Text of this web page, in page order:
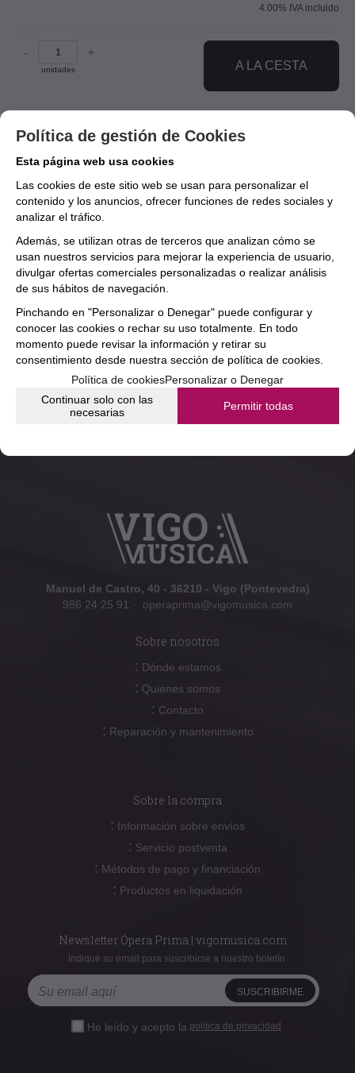
4.00% IVA incluido
-
unidades
+
A LA CESTA
RIVERA EDITORES
MARCA
Ópera Prima Partituras
Aún no existen valoraciones para este
producto.
Manuel de Castro, 40 - 36210 - Vigo (Pontevedra)
986 24 25 91 · operaprima@vigomusica.com
Sobre nosotros
: Dónde estamos
: Quienes somos
: Contacto
: Reparación y mantenimiento
Sobre la compra
: Información sobre envíos
: Servicio postventa
: Métodos de pago y financiación
: Productos en liquidación
Newsletter Ópera Prima | vigomusica.com
Indique su email para suscribirse a nuestro boletín
He leído y acepto la política de privacidad
Política de gestión de Cookies
Esta página web usa cookies
Las cookies de este sitio web se usan para personalizar el
contenido y los anuncios, ofrecer funciones de redes sociales y
analizar el tráfico.
Además, se utilizan otras de terceros que analizan cómo se
usan nuestros servicios para mejorar la experiencia de usuario,
divulgar ofertas comerciales personalizadas o realizar análisis
de sus hábitos de navegación.
Pinchando en "Personalizar o Denegar" puede configurar y
conocer las cookies o rechar su uso totalmente. En todo
momento puede revisar la información y retirar su
consentimiento desde nuestra sección de política de cookies.
Política de cookiesPersonalizar o Denegar
Continuar solo con las
necesarias
Permitir todas